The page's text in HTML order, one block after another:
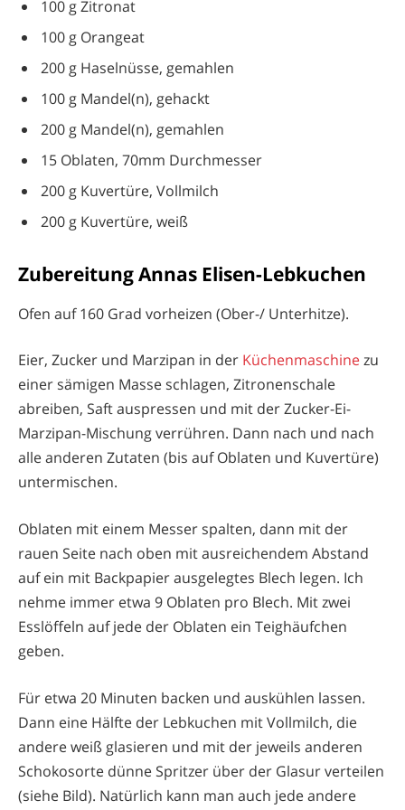
100 g Zitronat
100 g Orangeat
200 g Haselnüsse, gemahlen
100 g Mandel(n), gehackt
200 g Mandel(n), gemahlen
15 Oblaten, 70mm Durchmesser
200 g Kuvertüre, Vollmilch
200 g Kuvertüre, weiß
Zubereitung Annas Elisen-Lebkuchen
Ofen auf 160 Grad vorheizen (Ober-/ Unterhitze).
Eier, Zucker und Marzipan in der Küchenmaschinezu
einer sämigen Masse schlagen, Zitronenschale
abreiben, Saft auspressen und mit der Zucker-Ei-
Marzipan-Mischung verrühren. Dann nach und nach
alle anderen Zutaten (bis auf Oblaten und Kuvertüre)
untermischen.
Oblaten mit einem Messer spalten, dann mit der
rauen Seite nach oben mit ausreichendem Abstand
auf ein mit Backpapier ausgelegtes Blech legen. Ich
nehme immer etwa 9 Oblaten pro Blech. Mit zwei
Esslöffeln auf jede der Oblaten ein Teighäufchen
geben.
Für etwa 20 Minuten backen und auskühlen lassen.
Dann eine Hälfte der Lebkuchen mit Vollmilch, die
andere weiß glasieren und mit der jeweils anderen
Schokosorte dünne Spritzer über der Glasur verteilen
(siehe Bild). Natürlich kann man auch jede andere